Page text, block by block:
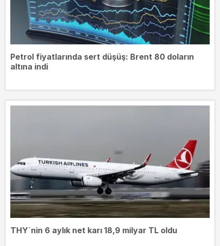
Petrol fiyatlarında sert düşüş: Brent 80 doların
altına indi
THY`nin 6 aylık net karı 18,9 milyar TL oldu